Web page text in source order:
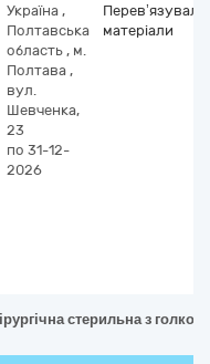
Україна ,
Полтавська
область , м.
Полтава ,
вул.
Шевченка,
23
по 31-12-
2026
матеріали
стерильна з